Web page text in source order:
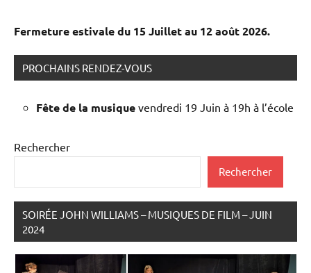
Fermeture estivale du 15 Juillet au 12 août 2026.
PROCHAINS RENDEZ-VOUS
Fête de la musique vendredi 19 Juin à 19h à l’école
Rechercher
Rechercher
SOIRÉE JOHN WILLIAMS – MUSIQUES DE FILM – JUIN
2024